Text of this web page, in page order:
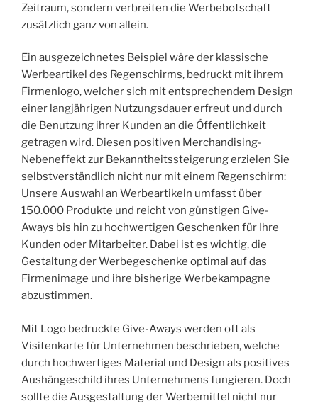
Zeitraum, sondern verbreiten die Werbebotschaft
zusätzlich ganz von allein.
Ein ausgezeichnetes Beispiel wäre der klassische
Werbeartikel des Regenschirms, bedruckt mit ihrem
Firmenlogo, welcher sich mit entsprechendem Design
einer langjährigen Nutzungsdauer erfreut und durch
die Benutzung ihrer Kunden an die Öffentlichkeit
getragen wird. Diesen positiven Merchandising-
Nebeneffekt zur Bekanntheitssteigerung erzielen Sie
selbstverständlich nicht nur mit einem Regenschirm:
Unsere Auswahl an Werbeartikeln umfasst über
150.000 Produkte und reicht von günstigen Give-
Aways bis hin zu hochwertigen Geschenken für Ihre
Kunden oder Mitarbeiter. Dabei ist es wichtig, die
Gestaltung der Werbegeschenke optimal auf das
Firmenimage und ihre bisherige Werbekampagne
abzustimmen.
Mit Logo bedruckte Give-Aways werden oft als
Visitenkarte für Unternehmen beschrieben, welche
durch hochwertiges Material und Design als positives
Aushängeschild ihres Unternehmens fungieren. Doch
sollte die Ausgestaltung der Werbemittel nicht nur